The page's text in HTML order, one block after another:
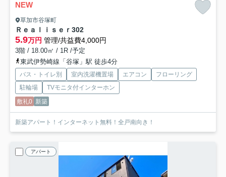
NEW
草加市谷塚町
Ｒｅａｌｉｓｅｒ 302
5.9万円 管理/共益費4,000円
3階 / 18.00㎡ / 1R /予定
東武伊勢崎線「谷塚」駅 徒歩4分
バス・トイレ別 室内洗濯機置場 エアコン
フローリング
駐輪場
TVモニタ付インターホン
敷礼0 新築
新築アパート！インターネット無料！全戸南向き！
アパート